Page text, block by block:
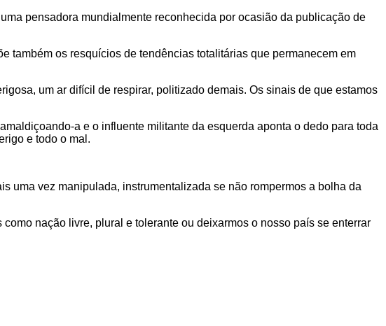
pensadora mundialmente reconhecida por ocasião da publicação de
também os resquícios de tendências totalitárias que permanecem em
um ar difícil de respirar, politizado demais. Os sinais de que estamos
a e o influente militante da esquerda aponta o dedo para toda
e todo o mal.
uma vez manipulada, instrumentalizada se não rompermos a bolha da
nação livre, plural e tolerante ou deixarmos o nosso país se enterrar